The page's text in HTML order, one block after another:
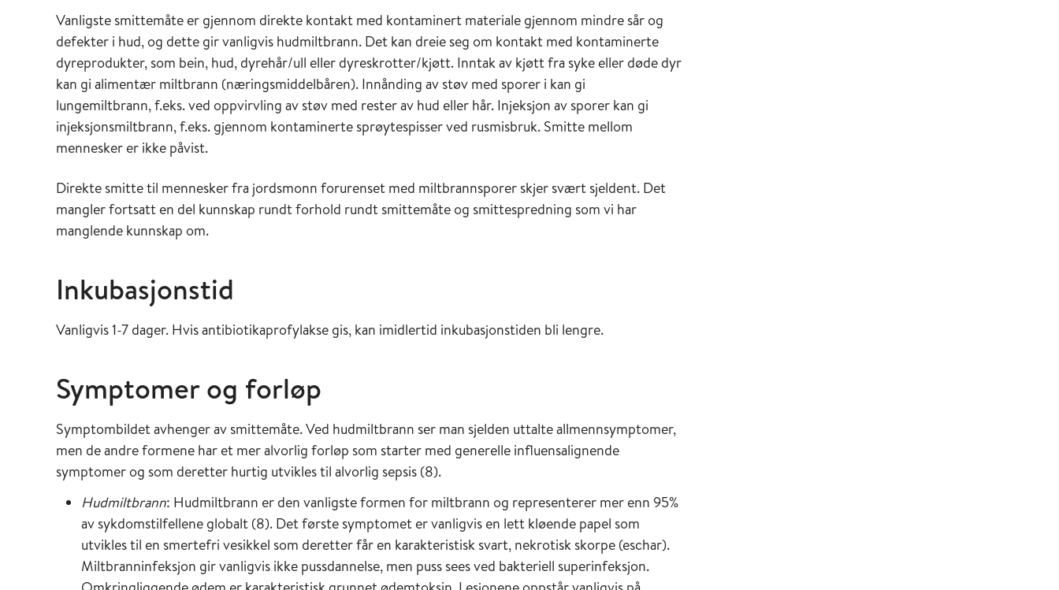
Vanligste smittemåte er gjennom direkte kontakt med kontaminert materiale gjennom mindre sår og
defekter i hud, og dette gir vanligvis hudmiltbrann. Det kan dreie seg om kontakt med kontaminerte
dyreprodukter, som bein, hud, dyrehår/ull eller dyreskrotter/kjøtt. Inntak av kjøtt fra syke eller døde dyr
kan gi alimentær miltbrann (næringsmiddelbåren). Innånding av støv med sporer i kan gi
lungemiltbrann, f.eks. ved oppvirvling av støv med rester av hud eller hår. Injeksjon av sporer kan gi
injeksjonsmiltbrann, f.eks. gjennom kontaminerte sprøytespisser ved rusmisbruk. Smitte mellom
mennesker er ikke påvist.
Direkte smitte til mennesker fra jordsmonn forurenset med miltbrannsporer skjer svært sjeldent. Det
mangler fortsatt en del kunnskap rundt forhold rundt smittemåte og smittespredning som vi har
manglende kunnskap om.
Inkubasjonstid
Vanligvis 1-7 dager. Hvis antibiotikaprofylakse gis, kan imidlertid inkubasjonstiden bli lengre.
Symptomer og forløp
Symptombildet avhenger av smittemåte. Ved hudmiltbrann ser man sjelden uttalte allmennsymptomer,
men de andre formene har et mer alvorlig forløp som starter med generelle influensalignende
symptomer og som deretter hurtig utvikles til alvorlig sepsis (8).
Hudmiltbrann: Hudmiltbrann er den vanligste formen for miltbrann og representerer mer enn 95%
av sykdomstilfellene globalt (8). Det første symptomet er vanligvis en lett kløende papel som
utvikles til en smertefri vesikkel som deretter får en karakteristisk svart, nekrotisk skorpe (eschar).
Miltbranninfeksjon gir vanligvis ikke pussdannelse, men puss sees ved bakteriell superinfeksjon.